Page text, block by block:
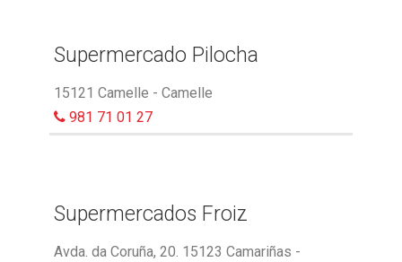
Supermercado Pilocha
15121 Camelle - Camelle
981 71 01 27
Supermercados Froiz
Avda. da Coruña, 20. 15123 Camariñas -